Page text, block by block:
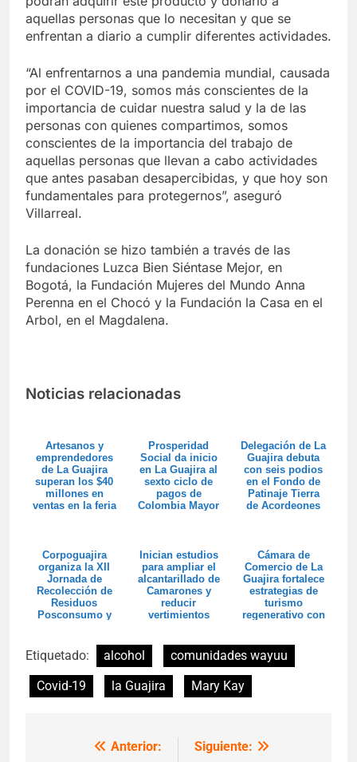
aquellas personas que lo necesitan y que se
enfrentan a diario a cumplir diferentes actividades.
“Al enfrentarnos a una pandemia mundial, causada
por el COVID-19, somos más conscientes de la
importancia de cuidar nuestra salud y la de las
personas con quienes compartimos, somos
conscientes de la importancia del trabajo de
aquellas personas que llevan a cabo actividades
que antes pasaban desapercibidas, y que hoy son
fundamentales para protegernos”, aseguró
Villarreal.
La donación se hizo también a través de las
fundaciones Luzca Bien Siéntase Mejor, en
Bogotá, la Fundación Mujeres del Mundo Anna
Perenna en el Chocó y la Fundación la Casa en el
Arbol, en el Magdalena.
Noticias relacionadas
Artesanos y
emprendedores
de La Guajira
superan los $40
millones en
ventas en la feria
Prosperidad
Social da inicio
en La Guajira al
sexto ciclo de
pagos de
Colombia Mayor
Delegación de La
Guajira debuta
con seis podios
en el Fondo de
Patinaje Tierra
de Acordeones
Corpoguajira
organiza la XII
Jornada de
Recolección de
Residuos
Posconsumo y
Inician estudios
para ampliar el
alcantarillado de
Camarones y
reducir
vertimientos
Cámara de
Comercio de La
Guajira fortalece
estrategias de
turismo
regenerativo con
Etiquetado: alcohol
comunidades wayuu
Covid-19
la Guajira Mary Kay
Navegación
Anterior: Siguiente: